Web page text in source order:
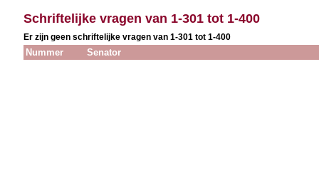
Schriftelijke vragen van 1-301 tot 1-400
Er zijn geen schriftelijke vragen van 1-301 tot 1-400
Nummer Senator